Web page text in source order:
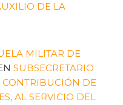
DE LA
MILITAR DE
SUBSECRETARIO
CONTRIBUCIÓN DE
AL SERVICIO DEL